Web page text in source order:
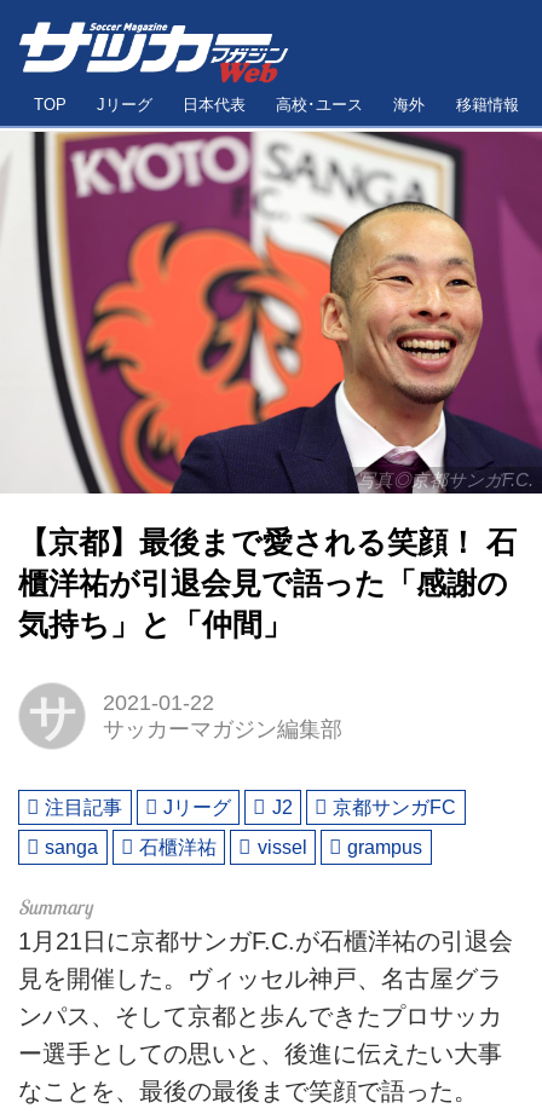
TOP Jリーグ 日本代表 高校･ユース 海外 移籍情報
写真◎京都サンガF.C.
【京都】最後まで愛される笑顔！ 石
櫃洋祐が引退会見で語った「感謝の
気持ち」と「仲間」
サ
2021-01-22
サッカーマガジン編集部
注目記事 Jリーグ J2
京都サンガFC
sanga
石櫃洋祐 vissel grampus
1月21日に京都サンガF.C.が石櫃洋祐の引退会
見を開催した。ヴィッセル神戸、名古屋グラ
ンパス、そして京都と歩んできたプロサッカ
ー選手としての思いと、後進に伝えたい大事
なことを、最後の最後まで笑顔で語った。